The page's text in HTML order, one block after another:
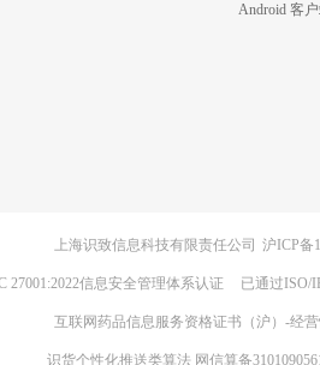
Android 客
上海识致信息科技有限责任公司 沪ICP备
27001:2022信息安全管理体系认证 已通过ISO/
互联网药品信息服务资格证书（沪）-经营
识货个性化推送类算法 网信算备